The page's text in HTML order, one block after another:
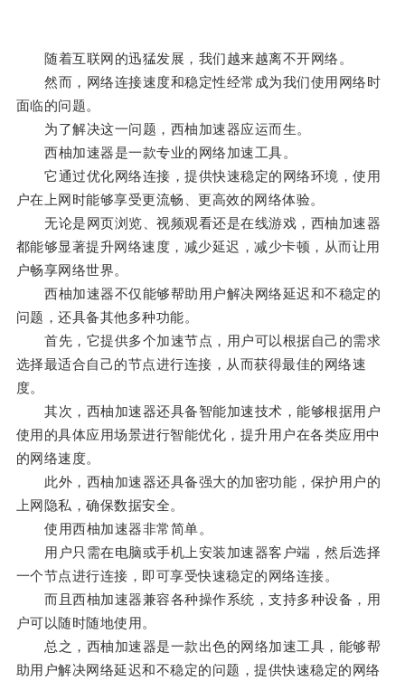
随着互联网的迅猛发展，我们越来越离不开网络。
然而，网络连接速度和稳定性经常成为我们使用网络时
面临的问题。
为了解决这一问题，西柚加速器应运而生。
西柚加速器是一款专业的网络加速工具。
它通过优化网络连接，提供快速稳定的网络环境，使用
户在上网时能够享受更流畅、更高效的网络体验。
无论是网页浏览、视频观看还是在线游戏，西柚加速器
都能够显著提升网络速度，减少延迟，减少卡顿，从而让用
户畅享网络世界。
西柚加速器不仅能够帮助用户解决网络延迟和不稳定的
问题，还具备其他多种功能。
首先，它提供多个加速节点，用户可以根据自己的需求
选择最适合自己的节点进行连接，从而获得最佳的网络速
度。
其次，西柚加速器还具备智能加速技术，能够根据用户
使用的具体应用场景进行智能优化，提升用户在各类应用中
的网络速度。
此外，西柚加速器还具备强大的加密功能，保护用户的
上网隐私，确保数据安全。
使用西柚加速器非常简单。
用户只需在电脑或手机上安装加速器客户端，然后选择
一个节点进行连接，即可享受快速稳定的网络连接。
而且西柚加速器兼容各种操作系统，支持多种设备，用
户可以随时随地使用。
总之，西柚加速器是一款出色的网络加速工具，能够帮
助用户解决网络延迟和不稳定的问题，提供快速稳定的网络